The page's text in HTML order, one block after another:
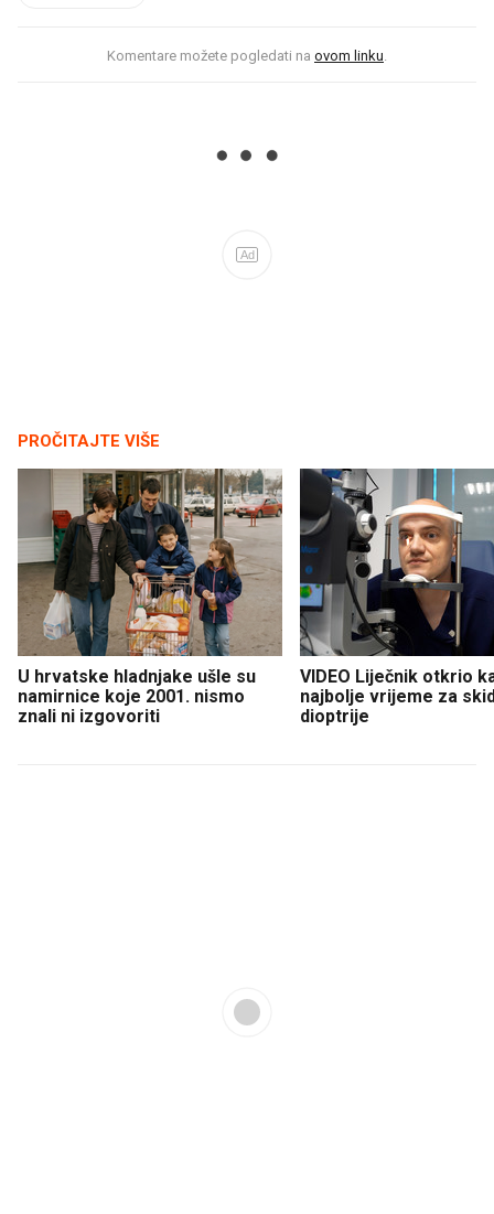
Komentare možete pogledati na ovom linku.
Ad
PROČITAJTE VIŠE
U hrvatske hladnjake ušle su
namirnice koje 2001. nismo
znali ni izgovoriti
VIDEO Liječnik otkrio
najbolje vrijeme za
dioptrije